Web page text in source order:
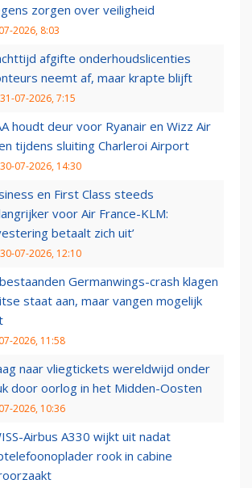
zorgen over veiligheid
2026, 8:03
afgifte onderhoudslicenties
neemt af, maar krapte blijft
31-07-2026, 7:15
houdt deur voor Ryanair en Wizz Air
tijdens sluiting Charleroi Airport
30-07-2026, 14:30
en First Class steeds
voor Air France-KLM:
betaalt zich uit’
30-07-2026, 12:10
Germanwings-crash klagen
staat aan, maar vangen mogelijk
2026, 11:58
naar vliegtickets wereldwijd onder
door oorlog in het Midden-Oosten
2026, 10:36
Airbus A330 wijkt uit nadat
rook in cabine